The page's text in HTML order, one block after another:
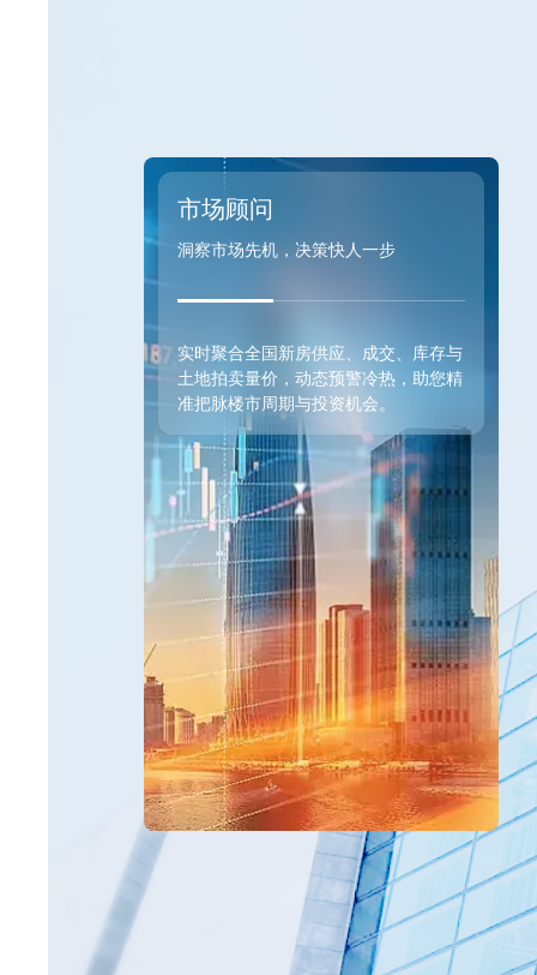
市场顾问
洞察市场先机，决策快人一步
实时聚合全国新房供应、成交、库存与
土地拍卖量价，动态预警冷热，助您精
准把脉楼市周期与投资机会。